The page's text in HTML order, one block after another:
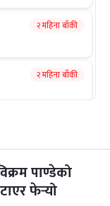
२ महिना बाँकी
२ महिना बाँकी
२ महिना बाँकी
पाण्डेको
फेर्‍यो